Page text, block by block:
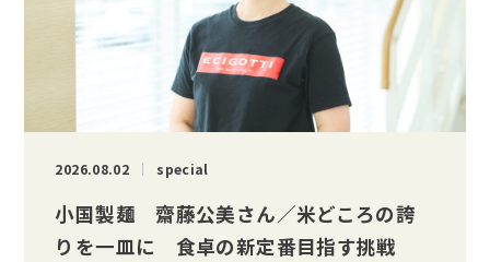
2026.08.02 special
小国製麺 齋藤公美さん／米どころの誇
りを一皿に 食卓の新定番目指す挑戦